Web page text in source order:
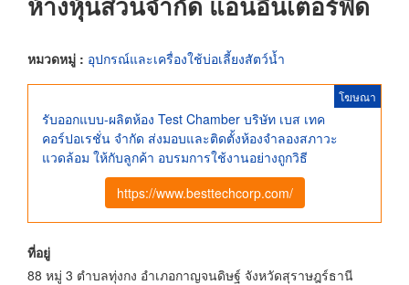
หมวดหมู่ : อุปกรณ์และเครื่องใช้บ่อเลี้ยงสัตว์น้ำ
โฆษณา
รับออกแบบ-ผลิตห้อง Test Chamber บริษัท เบส เทค
คอร์ปอเรชั่น จำกัด ส่งมอบและติดตั้งห้องจำลองสภาวะ
แวดล้อม ให้กับลูกค้า อบรมการใช้งานอย่างถูกวิธี
https://www.besttechcorp.com/
ที่อยู่
88 หมู่ 3 ตำบลทุ่งกง อำเภอกาญจนดิษฐ์ จังหวัดสุราษฎร์ธานี